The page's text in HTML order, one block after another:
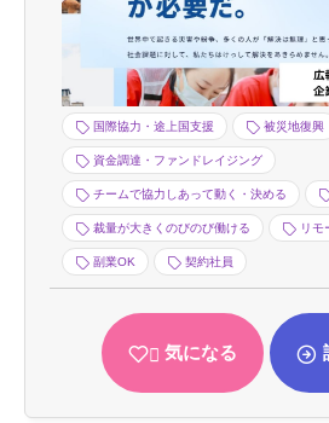
国際協力・途上国支援 被災地復興
資金調達・ファンドレイジング
チームで協力しあって動く・決める
裁量が大きくのびのび働ける リモ
副業OK 契約社員
気になる